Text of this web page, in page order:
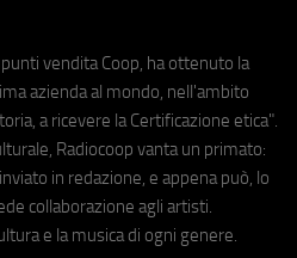
vendita Coop, ha ottenuto la
azienda al mondo, nell'ambito
a ricevere la Certificazione etica".
Radiocoop vanta un primato:
in redazione, e appena può, lo
collaborazione agli artisti.
e la musica di ogni genere.